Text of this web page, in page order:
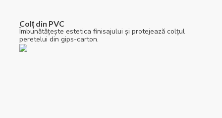
Colț din PVC
Îmbunătățește estetica finisajului și protejează colțul
peretelui din gips-carton.